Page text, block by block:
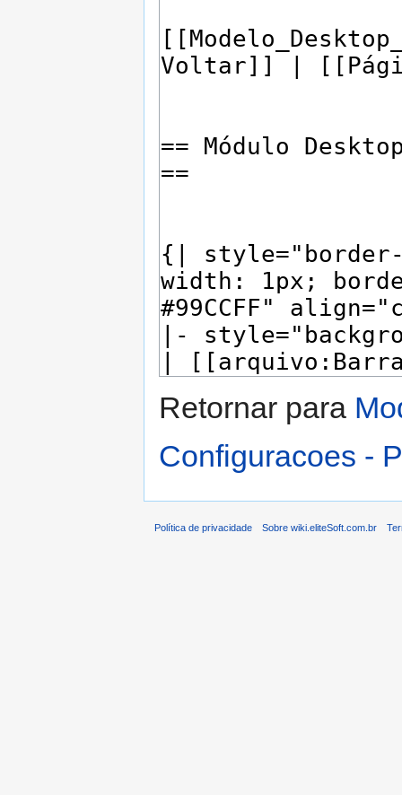
Retornar para
Configuracoes -
Política de privacidade Sobre wiki.eliteSoft.com.br